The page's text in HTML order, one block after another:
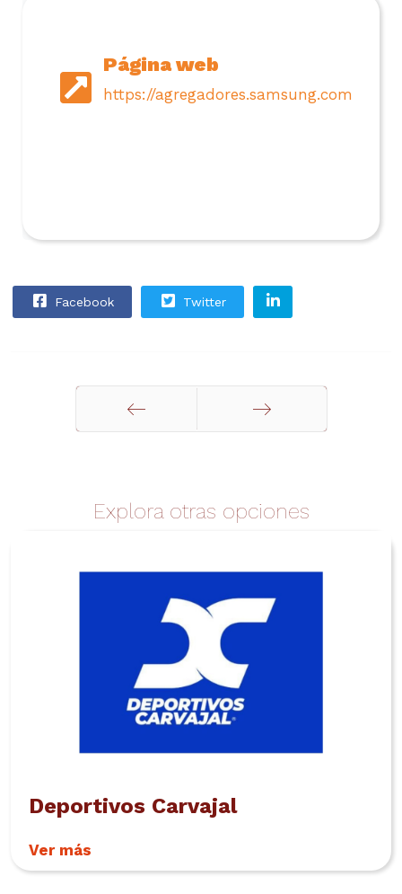
Página web
https://agregadores.samsung.com.co/
Facebook Twitter
Explora otras opciones
Deportivos Carvajal
Ver más